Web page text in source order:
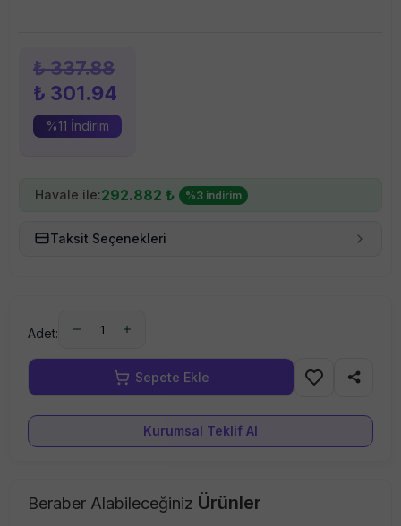
₺ 337.88
₺ 301.94
%11 İndirim
Havale ile:292.882 ₺ %3 indirim
Taksit Seçenekleri
Adet: 1
Kurumsal Teklif Al
Beraber Alabileceğiniz Ürünler